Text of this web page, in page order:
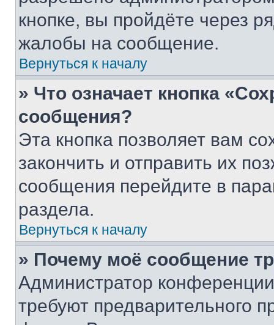
кнопке, вы пройдёте через
жалобы на сообщение.
Вернуться к началу
» Что означает кнопка
сообщения?
Эта кнопка позволяет вам
закончить и отправить их
сообщения перейдите в
раздела.
Вернуться к началу
» Почему моё сообщение
Администратор
требуют предварительного